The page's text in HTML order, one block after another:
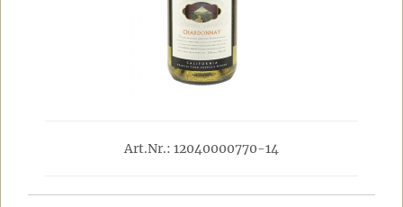
Art.Nr.: 12040000770-14